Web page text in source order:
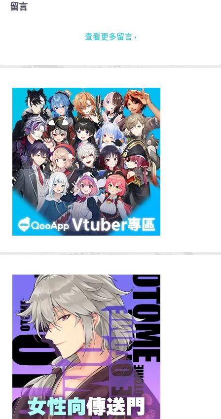
留言
查看更多留言 ›